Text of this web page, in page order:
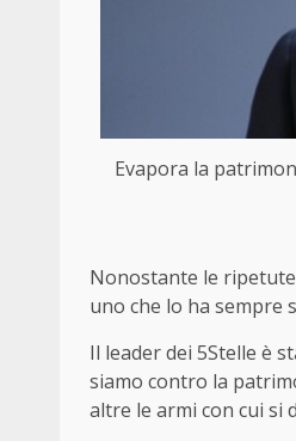
Evapora la
Nonostante le
uno che lo ha sempre
Il leader dei 5Stelle è
siamo contro la
altre le armi con cui si